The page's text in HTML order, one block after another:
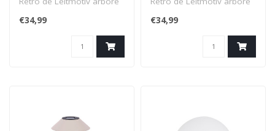
un design rétro classique
au st..
€34,99
un design rétro classique
au st..
€34,99